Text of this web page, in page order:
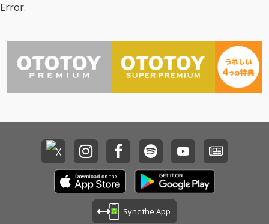
れまでにドバイ万博
（2022年）、パリのシ
ャトレ座（2023年）、
東京（2024年）など世
eiichiro Shibuya 西洋
音楽は人間中心主義で
出来ている。 ここで言
う西洋音楽とはヨーロ
ッパで発祥したいわゆ
るクラシック音楽、オ
ペラから英米で発祥し
な舞台作品であり、こ
れまでにドバイ万博
（2022年）、パリのシ
ャトレ座（2023年）、
東京（2024年）など世
eiichiro Shibuya 西洋
音楽は人間中心主義で
出来ている。 ここで言
う西洋音楽とはヨーロ
ッパで発祥したいわゆ
るクラシック音楽、オ
ペラから英米で発祥し
たポップミュージッ
Error.
Sync the App